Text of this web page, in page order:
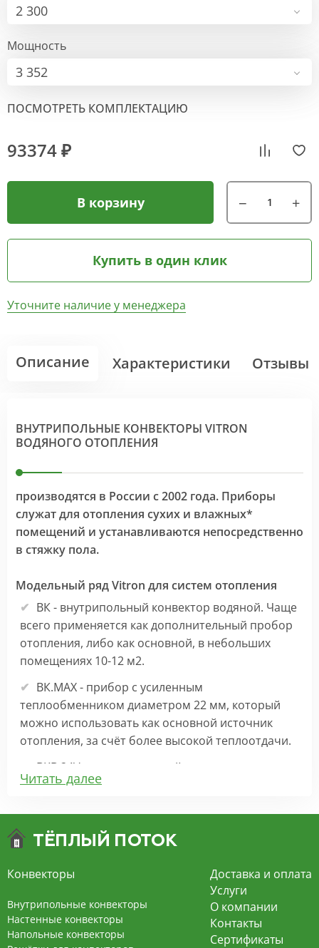
2 300
Мощность
3 352
ПОСМОТРЕТЬ КОМПЛЕКТАЦИЮ
93374 ₽
В корзину
Купить в один клик
Уточните наличие у менеджера
Описание Характеристики Отзывы
ВНУТРИПОЛЬНЫЕ КОНВЕКТОРЫ VITRON
ВОДЯНОГО ОТОПЛЕНИЯ
производятся в России с 2002 года. Приборы
служат для отопления сухих и влажных*
помещений и устанавливаются непосредственно
в стяжку пола.
Модельный ряд Vitron для систем отопления
ВК - внутрипольный конвектор водяной. Чаще
всего применяется как дополнительный пробор
отопления, либо как основной, в небольших
помещениях 10-12 м2.
ВК.МАХ - прибор с усиленным
теплообменником диаметром 22 мм, который
можно использовать как основной источник
отопления, за счёт более высокой теплоотдачи.
ВКВ 24V – внутрипольный конвектор
отопления с вентилятором на 24В подходит для
экономит электроэнергию и бесшумно работает.
конвекцией на 220В. За счет тангенциального
вентилятора создает принудительную
конвекцию, что позволяет обогревать
помещения большой площади.
Читать далее
Конвекторы
Внутрипольные конвекторы
Настенные конвекторы
Напольные конвекторы
Доставка и оплата
Услуги
О компании
Контакты
Сертификаты